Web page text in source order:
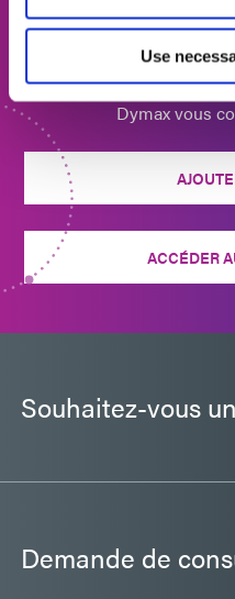
Use
Prêt à passer à l'étape
Dymax vous
ACCÉDER
Souhaitez-vous
Demande de